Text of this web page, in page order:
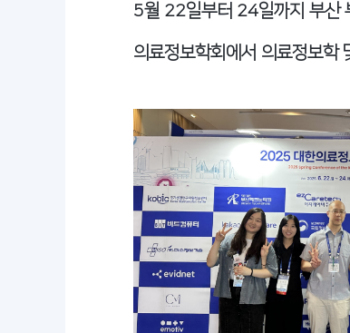
5월 22일부터 24일까지 부산
의료정보학회에서 의료정보